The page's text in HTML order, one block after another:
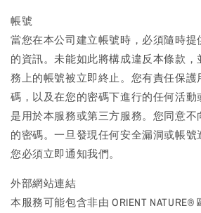
帳號
當您在本公司建立帳號時，必須隨時
的資訊。未能如此將構成違反本條款
務上的帳號被立即終止。您有責任保
碼，以及在您的密碼下進行的任何活
是用於本服務或第三方服務。您同意
的密碼。一旦發現任何安全漏洞或帳號
您必須立即通知我們。
外部網站連結
本服務可能包含非由 ORIENT